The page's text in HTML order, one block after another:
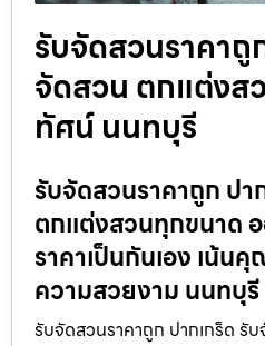
รับจัดสวนราคาถู
จัดสวน ตกแต่งส
ทัศน์ นนทบุรี
รับจัดสวนราคาถูก ปา
ตกแต่งสวนทุกขนาด
ราคาเป็นกันเอง เน้น
ความสวยงาม นนทบุรี
รับจัดสวนราคาถูก ปากเกร็ด รั